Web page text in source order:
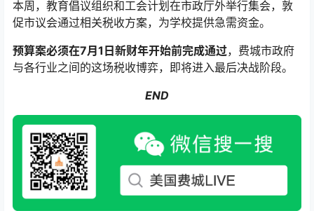
本周，教育倡议组织和工会计划在市政厅外举行集会，敦
促市议会通过相关税收方案，为学校提供急需资金。
预算案必须在7月1日新财年开始前完成通过，费城市政府
与各行业之间的这场税收博弈，即将进入最后决战阶段。
END